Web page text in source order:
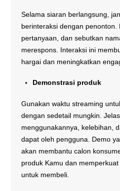
Selama siaran berlangsung,
berinteraksi dengan penonton.
pertanyaan, dan sebutkan
merespons. Interaksi ini
hargai dan meningkatkan
Demonstrasi produk
Gunakan waktu streaming
dengan sedetail mungkin.
menggunakannya, kelebihan,
dapat oleh pengguna. Demo
akan membantu calon
produk Kamu dan
untuk membeli.